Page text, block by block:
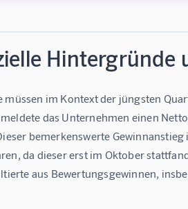
Hintergründe
müssen im Kontext der jüngsten
das Unternehmen einen
bemerkenswerte
da dieser erst im Oktober
aus Bewertungsgewinnen,